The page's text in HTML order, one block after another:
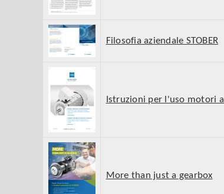
Filosofia aziendale STOBER
Istruzioni per l'uso motori
More than just a gearbox